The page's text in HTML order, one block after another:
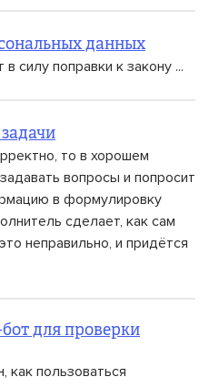
данных
силу поправки к закону ...
то в хорошем
вопросы и попросит
в формулировку
сделает, как сам
неправильно, и придётся
для проверки
как пользоваться